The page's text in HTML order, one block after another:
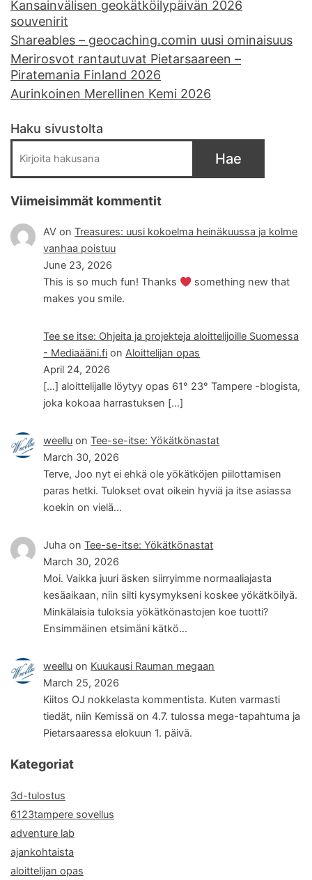
Kansainvälisen geokätköilypäivän 2026
souvenirit
Shareables – geocaching.comin uusi ominaisuus
Merirosvot rantautuvat Pietarsaareen –
Piratemania Finland 2026
Aurinkoinen Merellinen Kemi 2026
Haku sivustolta
Hae
Viimeisimmät kommentit
AV onTreasures: uusi kokoelma heinäkuussa ja kolme
vanhaa poistuu
June 23, 2026
This is so much fun! Thanks
something new that
makes you smile.
Tee se itse: Ohjeita ja projekteja aloittelijoille Suomessa
- Mediaääni.fi onAloittelijan opas
April 24, 2026
[…] aloittelijalle löytyy opas 61° 23° Tampere -blogista,
joka kokoaa harrastuksen […]
weellu onTee-se-itse: Yökätkönastat
March 30, 2026
Terve, Joo nyt ei ehkä ole yökätköjen piilottamisen
paras hetki. Tulokset ovat oikein hyviä ja itse asiassa
koekin on vielä…
Juha onTee-se-itse: Yökätkönastat
March 30, 2026
Moi. Vaikka juuri äsken siirryimme normaaliajasta
kesäaikaan, niin silti kysymykseni koskee yökätköilyä.
Minkälaisia tuloksia yökätkönastojen koe tuotti?
Ensimmäinen etsimäni kätkö…
weellu on Kuukausi Rauman megaan
March 25, 2026
Kiitos OJ nokkelasta kommentista. Kuten varmasti
tiedät, niin Kemissä on 4.7. tulossa mega-tapahtuma ja
Pietarsaaressa elokuun 1. päivä.
Kategoriat
3d-tulostus
6123tampere sovellus
adventure lab
ajankohtaista
aloittelijan opas